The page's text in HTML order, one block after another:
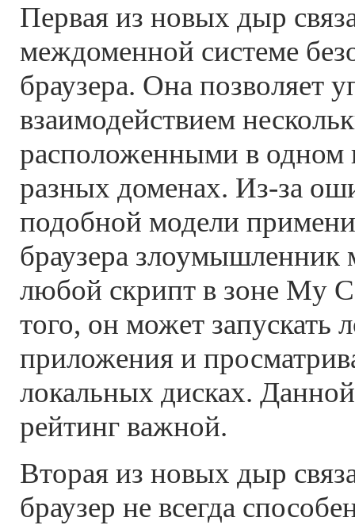
Первая из новых дыр
междоменной системе
браузера. Она позволяет
взаимодействием
расположенными в одном
разных доменах. Из-за
подобной модели
браузера злоумышленник
любой скрипт в зоне My
того, он может запускать
приложения и
локальных дисках.
рейтинг важной.
Вторая из новых дыр
браузер не всегда